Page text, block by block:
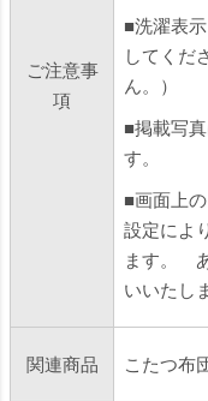
ご注意事
項
■洗濯表
してくだ
ん。）
■掲載写
す。
■画面上
設定によ
ます。
いいたし
関連商品 こたつ布